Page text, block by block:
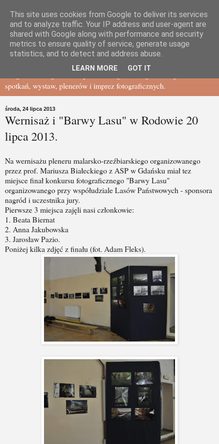
Gdańskie Towarzystwo
Fotograficzne - BLOG
spotkań, wystaw, plenerów i imprez fotograficznych.
środa, 24 lipca 2013
Wernisaż i "Barwy Lasu" w Rodowie 20
lipca 2013.
Na wernisażu pleneru malarsko-rzeźbiarskiego organizowanego
przez prof. Mariusza Białeckiego z ASP w Gdańsku miał tez
miejsce finał konkursu fotograficznego "Barwy Lasu"
organizowanego przy współudziale Lasów Państwowych - sponsora
nagród i uczestnika jury.
Pierwsze 3 miejsca zajęli nasi członkowie:
1. Beata Biernat
2. Anna Jakubowska
3. Jarosław Pazio.
Poniżej kilka zdjęć z finału (fot. Adam Fleks).
This site uses cookies from Google to deliver its services
and to analyze traffic. Your IP address and user-agent are
shared with Google along with performance and security
metrics to ensure quality of service, generate usage
statistics, and to detect and address abuse.
LEARN MORE GOT IT